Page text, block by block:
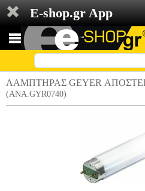
E-shop.gr App
ΛΑΜΠΤΗΡΑΣ GEYER
(ANA.GYR0740)